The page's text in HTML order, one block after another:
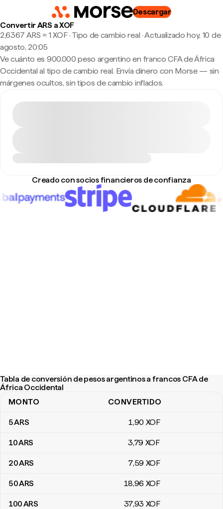
Descargar
Convertir ARS a XOF
2,6367 ARS ≈ 1 XOF · Tipo de cambio real ·Actualizado hoy, 10 de
agosto, 20:05
Ve cuánto es 900.000 peso argentino en franco CFA de África
Occidental al tipo de cambio real. Envía dinero con Morse — sin
márgenes ocultos, sin tipos de cambio inflados.
Creado con socios financieros de confianza
Tabla de conversión de pesos argentinos a francos CFA de
África Occidental
Tabla de conversión de pesos argentinos a francos CFA de
MONTO CONVERTIDO
5ARS 1,90 XOF
10ARS 3,79 XOF
20ARS 7,59 XOF
50ARS 18,96 XOF
100ARS 37,93 XOF